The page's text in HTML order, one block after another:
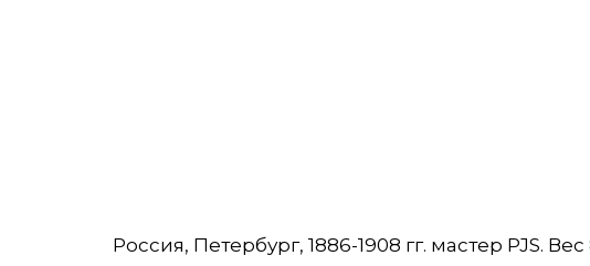
Россия, Петербург, 1886-1908 гг. мастер PJS.